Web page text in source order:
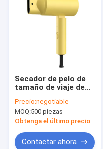
Productos
Noticias
Casos de trabajo
Secador de pelo de
tamaño de viaje de
fuerte y motor de
alta velocidad
amarillo
Precio:negotiable
MOQ:500 piezas
Obtenga el último precio
Contactar ahora